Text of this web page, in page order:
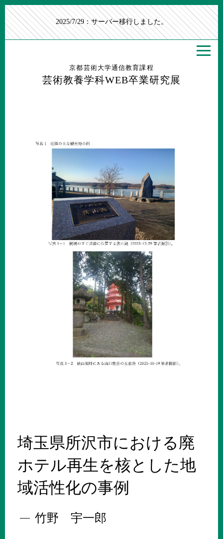
2025/7/29：サーバー移行しました。
京都芸術大学通信教育課程
芸術教養学科WEB卒業研究展
埼玉県所沢市における廃
ホテル再生を核とした地
域活性化の事例
竹野 宇一郎